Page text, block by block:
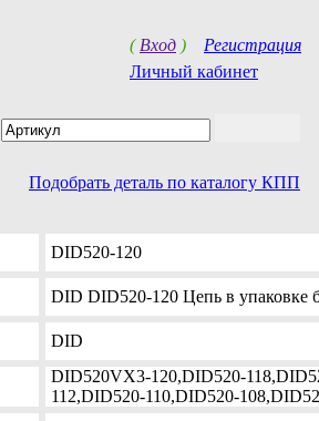
( Вход ) Регистрация
Личный кабинет
Подобрать деталь по каталогу КПП
DID520-120
DID DID520-120 Цепь в упаковке
DID
DID520VX3-120,DID520-
112,DID520-110,DID520-